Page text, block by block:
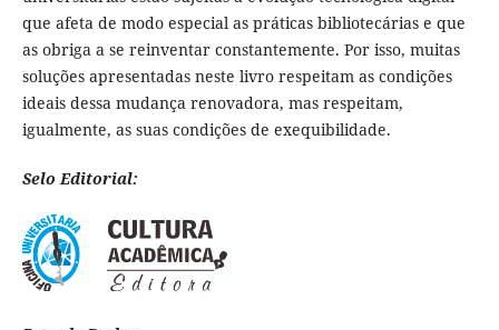
que afeta de modo especial as práticas bibliotecárias e que
as obriga a se reinventar constantemente. Por isso, muitas
soluções apresentadas neste livro respeitam as condições
ideais dessa mudança renovadora, mas respeitam,
igualmente, as suas condições de exequibilidade.
Selo Editorial: